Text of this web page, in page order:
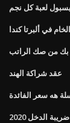
لعبة كل نجم
في ألبرتا كندا
بك من صك الراتب
عقد شراكة الهند
هه سعر الفائدة
ضريبة الدخل